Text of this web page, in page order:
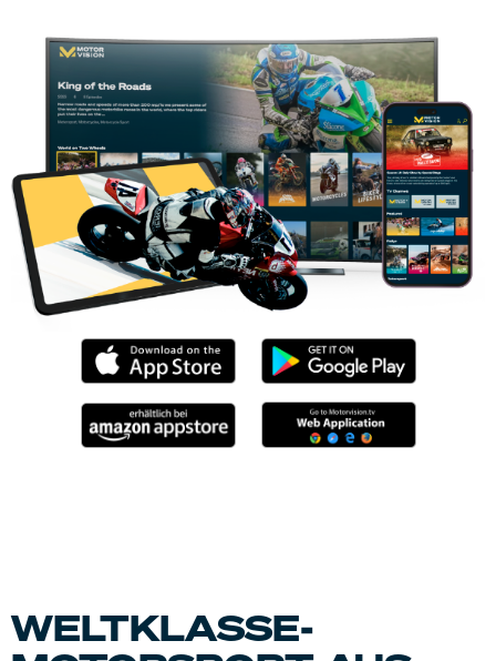
WELTKLASSE-